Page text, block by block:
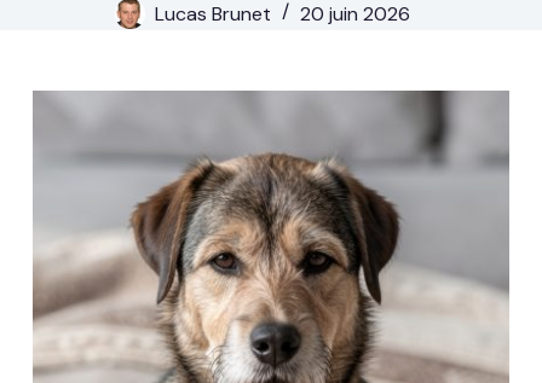
Lucas Brunet
20 juin 2026